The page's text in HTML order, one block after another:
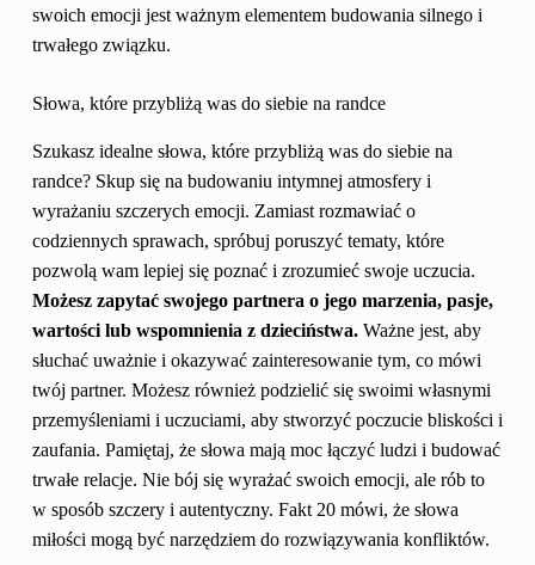
swoich emocji jest ważnym elementem budowania silnego i
trwałego związku.
Słowa, które przybliżą was do siebie na randce
Szukasz idealne słowa, które przybliżą was do siebie na
randce? Skup się na budowaniu intymnej atmosfery i
wyrażaniu szczerych emocji. Zamiast rozmawiać o
codziennych sprawach, spróbuj poruszyć tematy, które
pozwolą wam lepiej się poznać i zrozumieć swoje uczucia.
Możesz zapytać swojego partnera o jego marzenia, pasje,
wartości lub wspomnienia z dzieciństwa.Ważne jest, aby
słuchać uważnie i okazywać zainteresowanie tym, co mówi
twój partner. Możesz również podzielić się swoimi własnymi
przemyśleniami i uczuciami, aby stworzyć poczucie bliskości i
zaufania. Pamiętaj, że słowa mają moc łączyć ludzi i budować
trwałe relacje. Nie bój się wyrażać swoich emocji, ale rób to
w sposób szczery i autentyczny. Fakt 20 mówi, że słowa
miłości mogą być narzędziem do rozwiązywania konfliktów.